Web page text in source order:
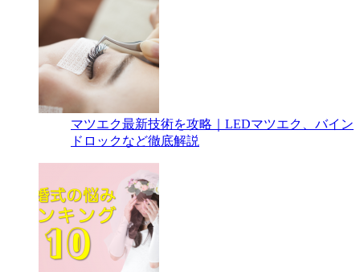
マツエク最新技術を攻略｜LEDマツエク、バイン
ドロックなど徹底解説